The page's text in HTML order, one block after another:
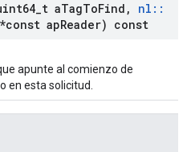
t aTagToFind , nl ::
*const apReader) const
apunte al comienzo de
en esta solicitud.